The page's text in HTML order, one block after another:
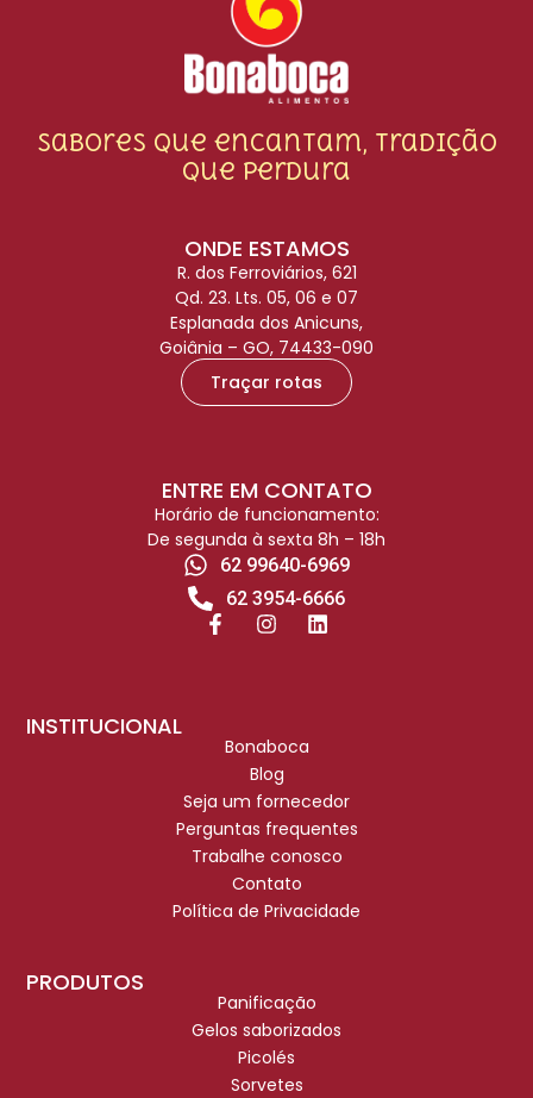
Sabores que encantam, tradição
que perdura
ONDE ESTAMOS
R. dos Ferroviários, 621
Qd. 23. Lts. 05, 06 e 07
Esplanada dos Anicuns,
Goiânia – GO, 74433-090
Traçar rotas
INSTITUCIONAL
Bonaboca
Blog
Seja um fornecedor
Perguntas frequentes
Trabalhe conosco
Contato
Política de Privacidade
PRODUTOS
Panificação
Gelos saborizados
Picolés
Sorvetes
ENTRE EM CONTATO
Horário de funcionamento:
De segunda à sexta 8h – 18h
62 99640-6969
62 3954-6666